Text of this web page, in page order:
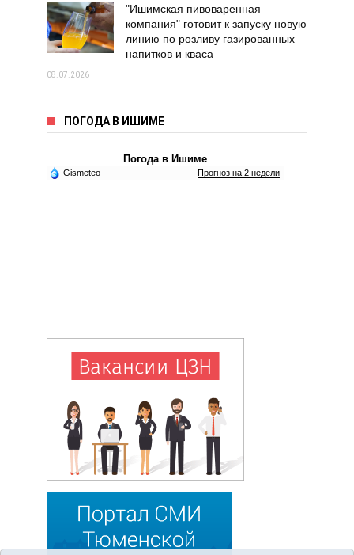
"Ишимская пивоваренная
компания" готовит к запуску новую
линию по розливу газированных
напитков и кваса
08.07.2026
ПОГОДА В ИШИМЕ
Погода в Ишиме
Gismeteo Прогноз на 2 недели